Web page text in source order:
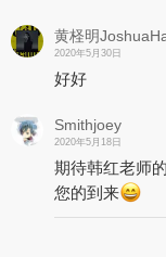
黄柽明
2020年5月30日
好好
Smithjoey
2020年5月18日
期待韩红老师
您的到来